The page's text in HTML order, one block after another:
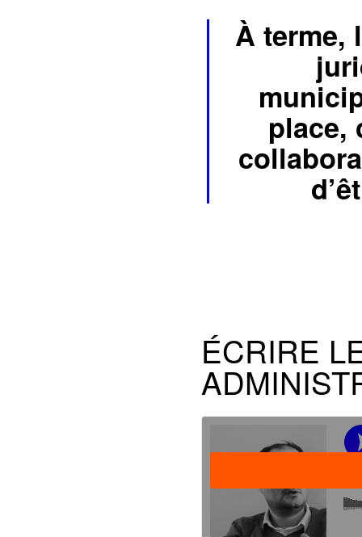
À terme,
place,
ÉCRIRE